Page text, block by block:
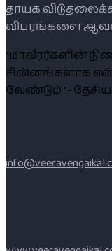
தாயக
விபரங்களை
“மாவீரர்களின்
சின்னங்களாக
வேண்டும் ”-